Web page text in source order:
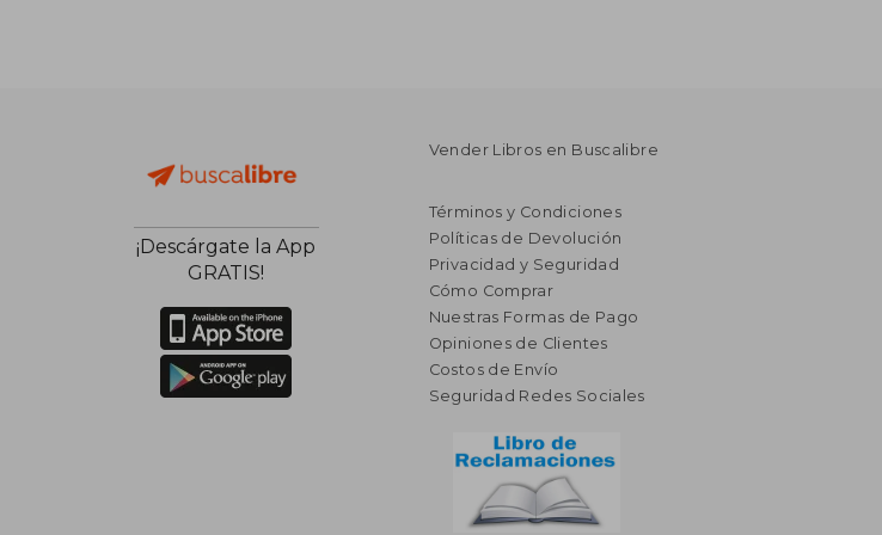
¡Descárgate la App
GRATIS!
Vender Libros en Buscalibre
Términos y Condiciones
Políticas de Devolución
Privacidad y Seguridad
Cómo Comprar
Nuestras Formas de Pago
Opiniones de Clientes
Costos de Envío
Seguridad Redes Sociales